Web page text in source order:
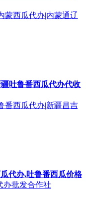
蒙西瓜代办|内蒙通辽
吐鲁番西瓜代办代收
番西瓜代办|新疆昌吉
代办,吐鲁番西瓜价格
办批发合作社